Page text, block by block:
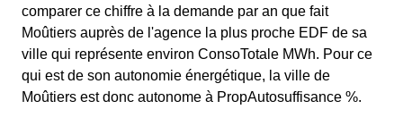
comparer ce chiffre à la demande par an que fait
Moûtiers auprès de l'agence la plus proche EDF de sa
ville qui représente environ ConsoTotale MWh. Pour ce
qui est de son autonomie énergétique, la ville de
Moûtiers est donc autonome à PropAutosuffisance %.